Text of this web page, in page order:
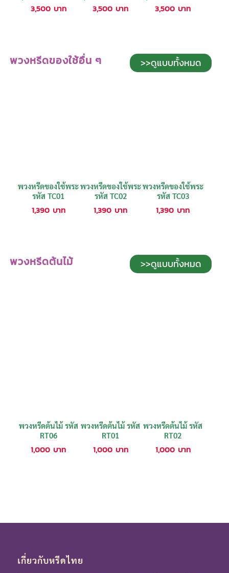
3,500 บาท 3,500 บาท 3,500 บาท
พวงหรีดของใช้อื่น ๆ >>ดูแบบทั้งหมด
พวงหรีดของใช้พระ
รหัส TC01
1,390 บาท
พวงหรีดของใช้พระ
รหัส TC02
1,390 บาท
พวงหรีดของใช้พระ
รหัส TC03
1,390 บาท
พวงหรีดต้นไม้ >>ดูแบบทั้งหมด
พวงหรีดต้นไม้ รหัส
RT06
1,000 บาท
พวงหรีดต้นไม้ รหัส
RT01
1,000 บาท
พวงหรีดต้นไม้ รหัส
RT02
1,000 บาท
เกี่ยวกับหรีดไทย